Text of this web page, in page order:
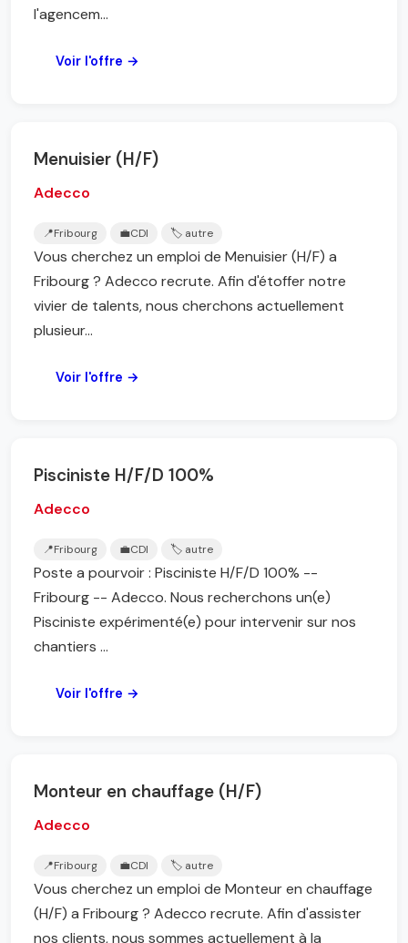
l'agencem...
Voir l'offre →
Menuisier (H/F)
Adecco
📍Fribourg 💼CDI 🏷️ autre
Vous cherchez un emploi de Menuisier (H/F) a
Fribourg ? Adecco recrute. Afin d'étoffer notre
vivier de talents, nous cherchons actuellement
plusieur...
Voir l'offre →
Pisciniste H/F/D 100%
Adecco
📍Fribourg 💼CDI 🏷️ autre
Poste a pourvoir : Pisciniste H/F/D 100% --
Fribourg -- Adecco. Nous recherchons un(e)
Pisciniste expérimenté(e) pour intervenir sur nos
chantiers ...
Voir l'offre →
Monteur en chauffage (H/F)
Adecco
📍Fribourg 💼CDI 🏷️ autre
Vous cherchez un emploi de Monteur en chauffage
(H/F) a Fribourg ? Adecco recrute. Afin d'assister
nos clients, nous sommes actuellement à la